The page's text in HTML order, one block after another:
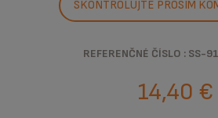
SKONTROLUJTE PROSÍM
REFERENČNÉ ČÍSLO : SS-
14,40 €